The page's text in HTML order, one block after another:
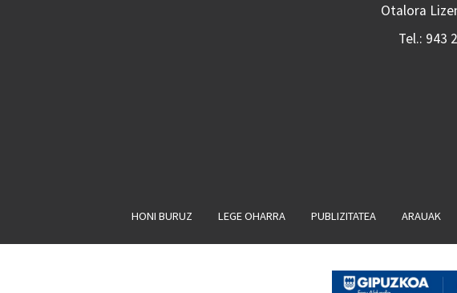
Otalora
Tel.: 943
HONI BURUZ LEGE OHARRA PUBLIZITATEA ARAUAK